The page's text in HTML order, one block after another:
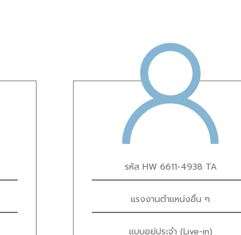
รหัส HW 6611-4938 TA
แรงงานตำแหน่งอื่น ๆ
แบบอยู่ประจำ (Live-in)